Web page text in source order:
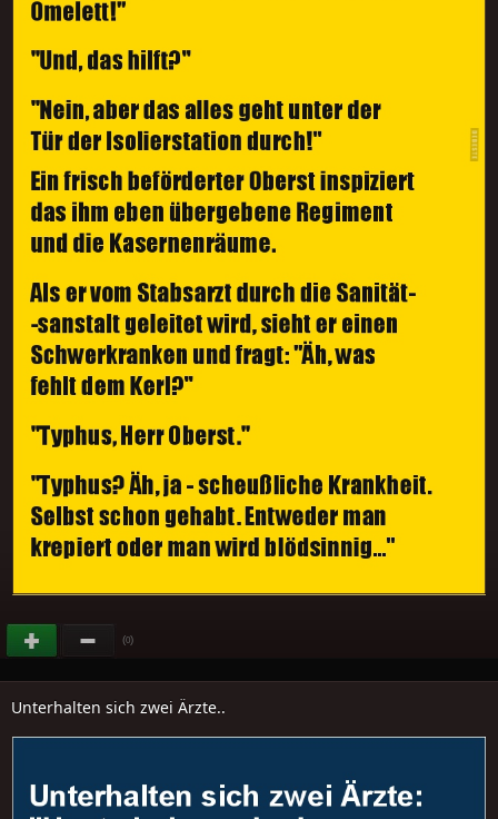
(0)
Unterhalten sich zwei Ärzte..